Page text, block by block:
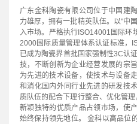
广东金科陶瓷有限公司位于中国建
力雄厚，拥有一批精英队伍。以"中
入市场。严格执行ISO14001国际环
2000国际质量管理体系认证标准，
已成为陶瓷界首批国家强制性3C认
技，不断创新为企业经营发展的宗
为先进的技术设备，使技术与设备
和消化国内外同行业先进的研发技
质队伍的配合下理行整合、优化管
新颖独特的优质产品占领市场，使
始终保持领先地位。 金科以高品位